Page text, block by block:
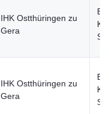
IHK Ostthüringen zu
Gera
IHK Ostthüringen zu
Gera